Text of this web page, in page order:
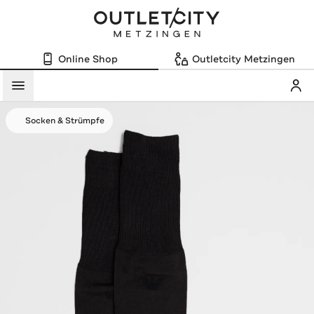
Online Shop Outletcity Metzingen
Menü
Socken & Strümpfe